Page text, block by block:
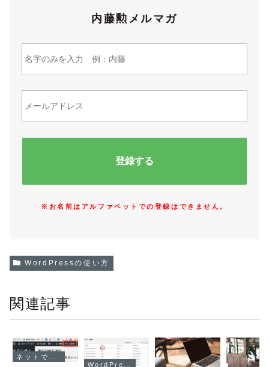
内藤勲メルマガ
※お名前はアルファベットでの登録はできません。
WordPressの使い方
関連記事